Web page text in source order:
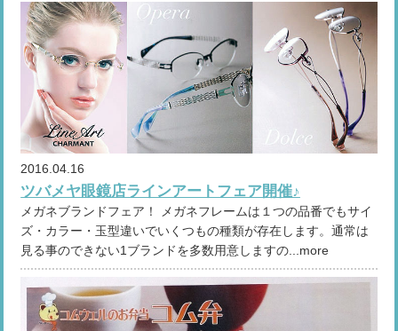
2016.04.16
ツバメヤ眼鏡店ラインアートフェア開催♪
メガネブランドフェア！ メガネフレームは１つの品番でもサイ
ズ・カラー・玉型違いでいくつもの種類が存在します。通常は
見る事のできない1ブランドを多数用意しますの...more